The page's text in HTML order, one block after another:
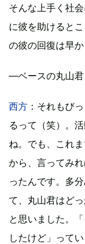
そんな上手く社
に彼を助けると
の彼の回復は早か
―ベースの丸山君
西方 ：それもび
るって（笑）。
ね。でも、これ
から、言ってみ
ったんです。多
て、丸山君はど
と思いました。
したけど」ってい